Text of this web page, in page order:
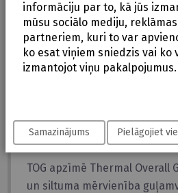
Materiāls: 95% organiskā
Parametri
Paredzēts bērniem vecumā
(garums 62-68 cm)
garums)
Kas ir TOG simbols?
TOG apzīmē Thermal Overall
un siltuma mērvienība
informāciju par to, kā jūs
mūsu sociālo mediju,
partneriem, kuri to var
ko esat viņiem sniedzis vai ko
izmantojot viņu pakalpojumus.
Samazinājums Pielāgojiet